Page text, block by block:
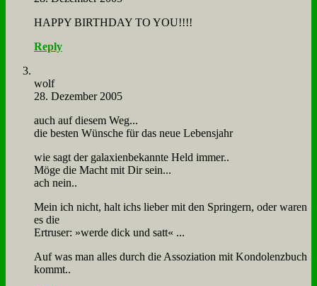
HAPPY BIRTHDAY TO YOU!!!!
Reply
wolf
28. Dezember 2005
auch auf die­sem Weg...
die be­sten Wün­sche für das neue Le­bens­jahr
wie sagt der ga­la­xien­be­kann­te Held im­mer..
Mö­ge die Macht mit Dir sein...
ach nein..
Mein ich nicht, halt ichs lie­ber mit den Sprin­gern, oder wa­ren
es die
Er­tru­ser: »wer­de dick und satt« ...
Auf was man al­les durch die As­so­zia­ti­on mit Kon­do­lenz­buch
kommt..